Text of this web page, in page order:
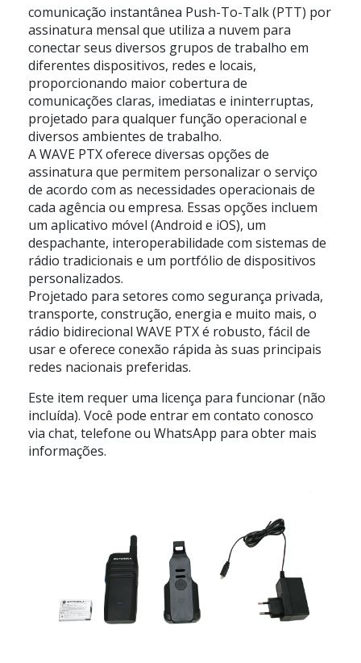
comunicação instantânea Push-To-Talk (PTT) por
assinatura mensal que utiliza a nuvem para
conectar seus diversos grupos de trabalho em
diferentes dispositivos, redes e locais,
proporcionando maior cobertura de
comunicações claras, imediatas e ininterruptas,
projetado para qualquer função operacional e
diversos ambientes de trabalho.
A WAVE PTX oferece diversas opções de
assinatura que permitem personalizar o serviço
de acordo com as necessidades operacionais de
cada agência ou empresa. Essas opções incluem
um aplicativo móvel (Android e iOS), um
despachante, interoperabilidade com sistemas de
rádio tradicionais e um portfólio de dispositivos
personalizados.
Projetado para setores como segurança privada,
transporte, construção, energia e muito mais, o
rádio bidirecional WAVE PTX é robusto, fácil de
usar e oferece conexão rápida às suas principais
redes nacionais preferidas.
Este item requer uma licença para funcionar (não
incluída). Você pode entrar em contato conosco
via chat, telefone ou WhatsApp para obter mais
informações.